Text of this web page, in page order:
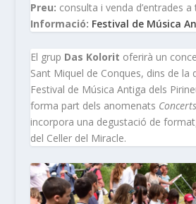
Preu: consulta i venda d’entrades
Informació: Festival de Música
El grup Das Kolorit oferirà un
Sant Miquel de Conques, dins de la
Festival de Música Antiga dels
forma part dels anomenats
incorpora una degustació de
del Celler del Miracle.